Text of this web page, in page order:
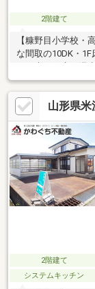
2階建て
【糠野目小学校・
な間取の10DK・
広々設計。風情あ
をサポート。陽当
境の中で自分らし
山形県米
2階建て
システムキッチン